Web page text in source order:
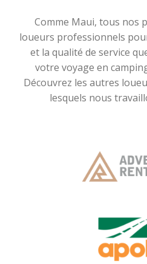
Comme Maui, tous nos
loueurs professionnels
et la qualité de service
votre voyage en
Découvrez les autres
lesquels nous